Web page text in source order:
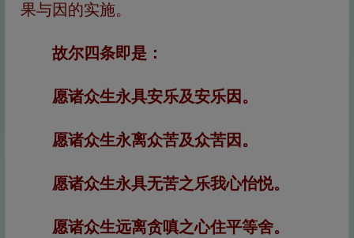
果与因的实施。
故尔四条即是：
愿诸众生永具安乐及安乐因。
愿诸众生永离众苦及众苦因。
愿诸众生永具无苦之乐我心怡悦。
愿诸众生远离贪嗔之心住平等舍。